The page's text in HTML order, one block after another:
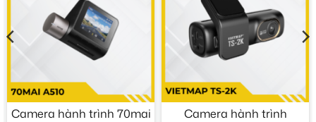
Camera hành trình 70mai
Camera hành trình